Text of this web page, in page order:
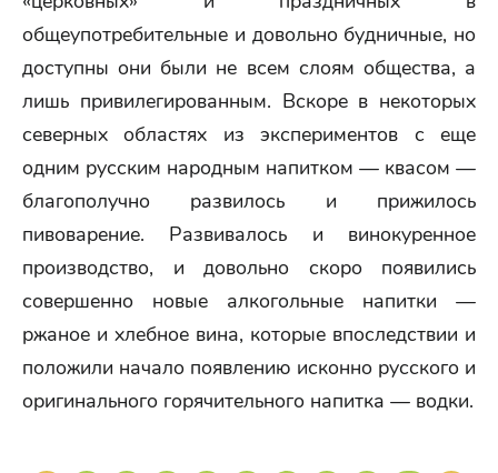
общеупотребительные и довольно будничные, но
доступны они были не всем слоям общества, а
лишь привилегированным. Вскоре в некоторых
северных областях из экспериментов с еще
одним русским народным напитком — квасом —
благополучно развилось и прижилось
пивоварение. Развивалось и винокуренное
производство, и довольно скоро появились
совершенно новые алкогольные напитки —
ржаное и хлебное вина, которые впоследствии и
положили начало появлению исконно русского и
оригинального горячительного напитка — водки.